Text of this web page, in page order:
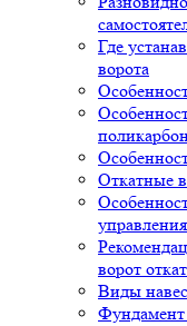
Где
ворота
Откатные
ворот
Виды
Фундамент